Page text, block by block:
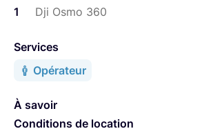
Connexion microphone directe via
Enregistrement continu en
8K/30 ips
Performance couleur : D-Log M 10 bits
1
Dji Osmo 360
Services
Opérateur
À savoir
Conditions de location